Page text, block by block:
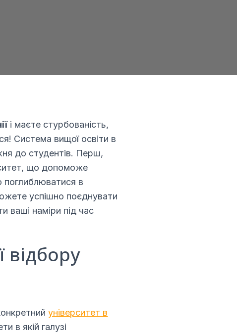
і маєте стурбованість,
Система вищої освіти в
до студентів. Перш,
що допоможе
поглиблюватися в
успішно поєднувати
ваші наміри під час
відбору
університет в
в якій галузі